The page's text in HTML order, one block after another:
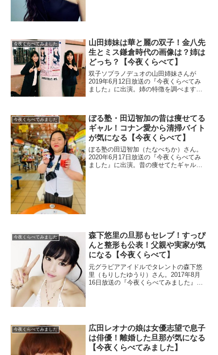
今夜くらべてみました
山田姉妹は華と麗の双子！金八先
生とミス鎌倉時代の画像は？姉は
どっち？【今夜くらべて】
双子ソプラノデュオの山田姉妹さんが
2019年6月12日放送の『今夜くらべてみ
ました』に出演。姉の特徴を調べます。
今夜くらべてみました
ぼる塾・田辺智加の昔は痩せてる
ギャル！コナン愛から清掃バイト
が気になる【今夜くらべて】
ぼる塾の田辺智加（たなべちか）さん。
2020年6月17日放送の『今夜くらべてみ
ました』に出演。昔の痩せてたギャル時
今夜くらべてみました
森下悠里の旦那もセレブ！すっぴ
んと整形も公表！父親や実家が気
になる【今夜くらべて】
元グラビアアイドルでタレントの森下悠
里（もりしたゆうり）さん。2017年8月
16日放送の『今夜くらべてみました』に
今夜くらべてみました
広田レオナの娘は女優志望で息子
は俳優！離婚した旦那が気になる
【今夜くらべてみました】